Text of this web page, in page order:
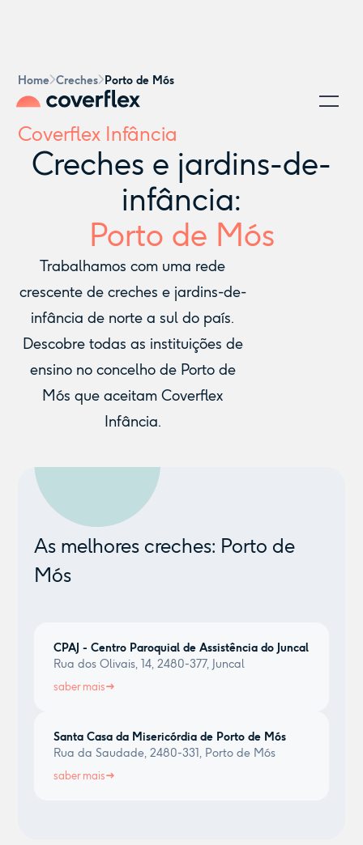
Home Creches Porto de Mós
Coverflex Infância
Creches e jardins-de-
infância:
Porto de Mós
Trabalhamos com uma rede
crescente de creches e jardins-de-
infância de norte a sul do país.
Descobre todas as instituições de
ensino no concelho de Porto de
Mós que aceitam Coverflex
Infância.
As melhores creches: Porto de
Mós
CPAJ - Centro Paroquial de Assistência do Juncal
Rua dos Olivais, 14, 2480-377, Juncal
saber mais
Santa Casa da Misericórdia de Porto de Mós
Rua da Saudade, 2480-331, Porto de Mós
saber mais